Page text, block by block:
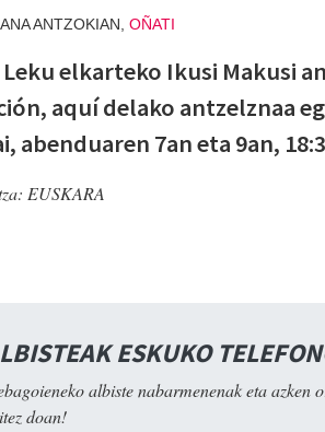
ANTZOKIAN, OÑATI
Leku elkarteko Ikusi Makusi
aquí delako antzelznaa
abenduaren 7an eta 9an,
EUSKARA
ESKUKO
albiste nabarmenenak eta
doan!